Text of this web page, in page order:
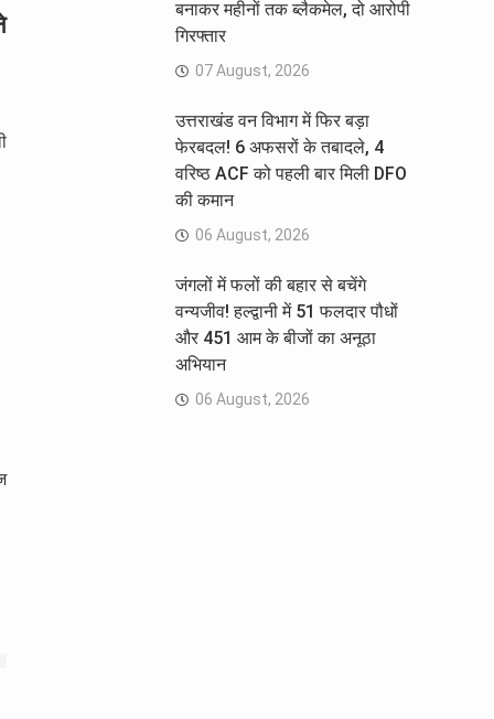
बनाकर महीनों तक ब्लैकमेल, दो आरोपी
गिरफ्तार
07 August, 2026
उत्तराखंड वन विभाग में फिर बड़ा
फेरबदल! 6 अफसरों के तबादले, 4
वरिष्ठ ACF को पहली बार मिली DFO
की कमान
06 August, 2026
जंगलों में फलों की बहार से बचेंगे
वन्यजीव! हल्द्वानी में 51 फलदार पौधों
और 451 आम के बीजों का अनूठा
अभियान
06 August, 2026